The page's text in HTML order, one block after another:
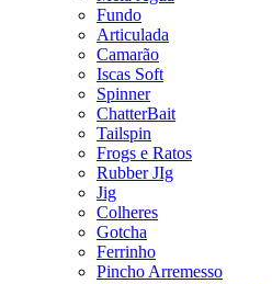
Fundo
Articulada
Camarão
Iscas Soft
Spinner
ChatterBait
Tailspin
Frogs e Ratos
Rubber JIg
Jig
Colheres
Gotcha
Ferrinho
Pincho Arremesso